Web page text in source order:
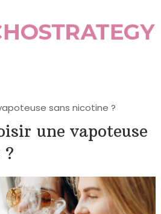
sans nicotine ?
une vapoteuse